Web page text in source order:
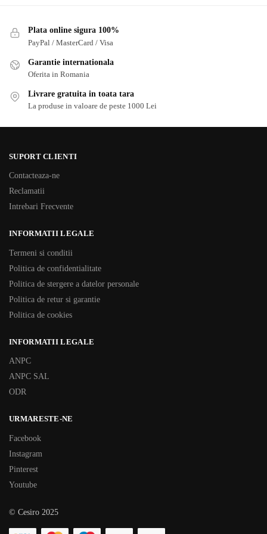
Plata online sigura 100%
PayPal / MasterCard / Visa
Garantie internationala
Oferita in Romania
Livrare gratuita in toata tara
La produse in valoare de peste 1000 Lei
SUPORT CLIENTI
Contacteaza-ne
Reclamatii
Intrebari Frecvente
INFORMATII LEGALE
Termeni si conditii
Politica de confidentialitate
Politica de stergere a datelor personale
Politica de retur si garantie
Politica de cookies
INFORMATII LEGALE
ANPC
ANPC SAL
ODR
URMARESTE-NE
Facebook
Instagram
Pinterest
Youtube
© Cesiro 2025